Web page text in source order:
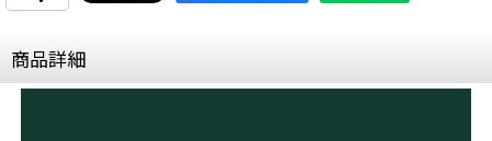
商品詳細